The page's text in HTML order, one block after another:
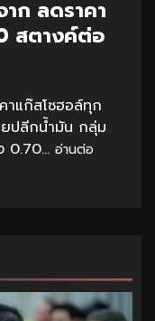
ก ลดราคา
สตางค์ต่อ
าแก๊สโซฮอล์ทุก
ปลีกน้ำมัน กลุ่ม
0.70... อ่านต่อ